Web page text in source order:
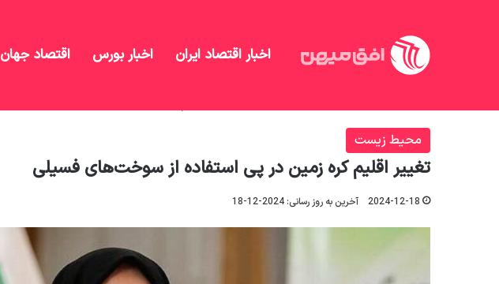
اخبار اقتصاد ایران اخبار بورس اقتصاد جهان
محیط زیست
تغییر اقلیم کره زمین در پی استفاده از سوخت‌های فسیلی
2024-12-18 آخرین به روز رسانی: 2024-12-18